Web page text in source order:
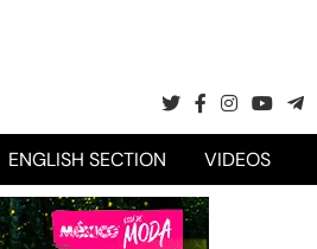
ENGLISH SECTION VIDEOS